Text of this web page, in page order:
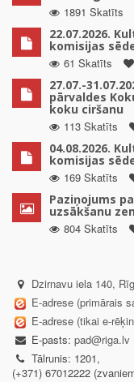
1891 Skatīts
22.07.2026.
komisijas
61 Skatīts
27.07.-
pārvaldes
koku ciršanu
113 Skatīts
04.08.2026.
komisijas
169 Skatīts
Paziņojums
uzsākšanu
804 Skatīts
Dzirnavu iela 140,
E-adrese (primārais
E-adrese (tikai e-
E-pasts: pad@riga.lv
Tālrunis: 1201,
(+371) 67012222